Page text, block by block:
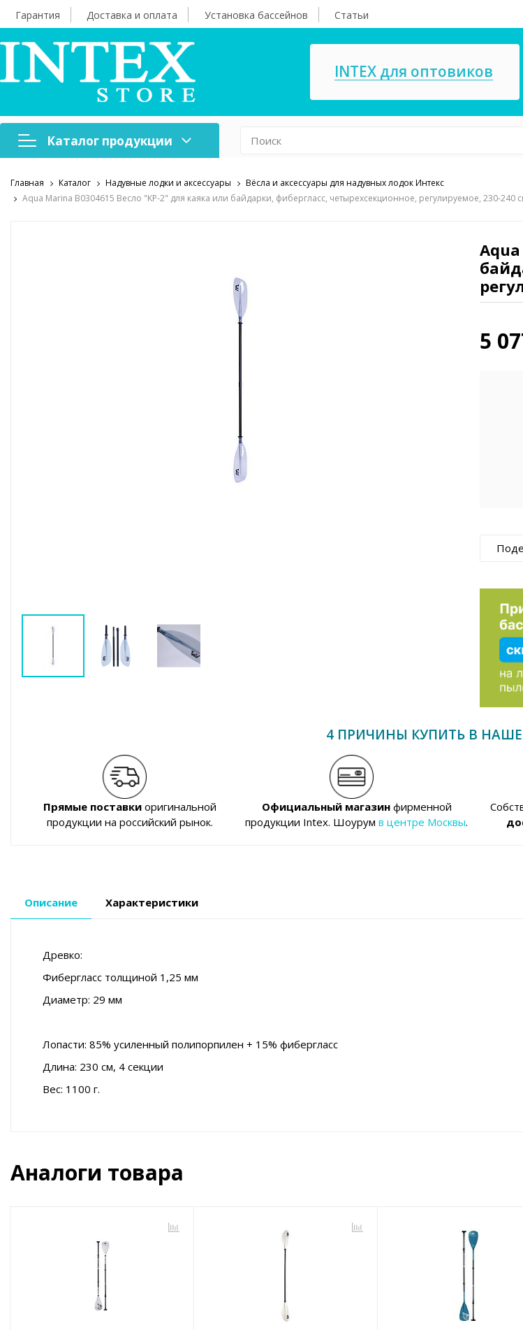
Гарантия Доставка и оплата Установка бассейнов Статьи
INTEX для оптовиков
Каталог продукции
Надувная мебель Насосы, ремкомплекты
Главная Каталог Надувные лодки и аксессуары
Вёсла и аксессуары для надувных лодок Интекс
Aqua Marina B0304615 Весло "KP-2" для каяка или байдарки, фибергласс, четырехсекционное, регулируемое, 230-240
5
4 ПРИЧИНЫ КУПИТЬ В
Прямые поставкиоригинальной
продукции на российский рынок.
Официальный магазинфирменной
продукции Intex. Шоурумв центре Москвы.
Описание Характеристики
Древко:
Фибергласс толщиной 1,25 мм
Диаметр: 29 мм
Лопасти: 85% усиленный полипорпилен + 15% фибергласс
Длина: 230 см, 4 секции
Вес: 1100 г.
Аналоги товара